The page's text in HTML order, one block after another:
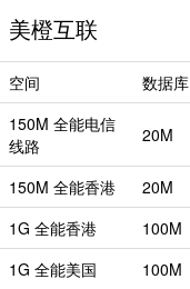
美橙互联
空间 数据库
150M 全能电信
线路
20M
150M 全能香港 20M
1G 全能香港
100M
1G 全能美国
100M